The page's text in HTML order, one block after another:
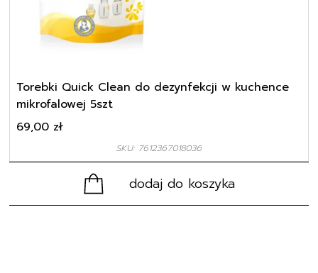
Torebki Quick Clean do dezynfekcji w kuchence
mikrofalowej 5szt
SKU: 7612367018036
69,00 zł
dodaj do koszyka